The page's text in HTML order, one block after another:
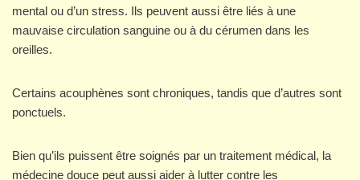
mental ou d’un stress. Ils peuvent aussi être liés à une
mauvaise circulation sanguine ou à du cérumen dans les
oreilles.
Certains acouphènes sont chroniques, tandis que d’autres sont
ponctuels.
Bien qu’ils puissent être soignés par un traitement médical, la
médecine douce peut aussi aider à lutter contre les